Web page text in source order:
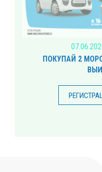
ПОКУПАЙ 2